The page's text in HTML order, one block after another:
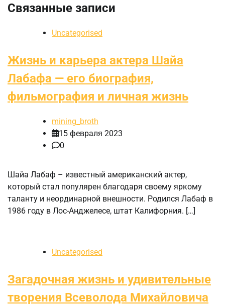
Связанные записи
Uncategorised
Жизнь и карьера актера Шайа
Лабафа — его биография,
фильмография и личная жизнь
mining_broth
15 февраля 2023
0
Шайа Лабаф – известный американский актер,
который стал популярен благодаря своему яркому
таланту и неординарной внешности. Родился Лабаф в
1986 году в Лос-Анджелесе, штат Калифорния. […]
Uncategorised
Загадочная жизнь и удивительные
творения Всеволода Михайловича